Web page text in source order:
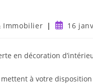
Immobilier 16
en décoration
à votre